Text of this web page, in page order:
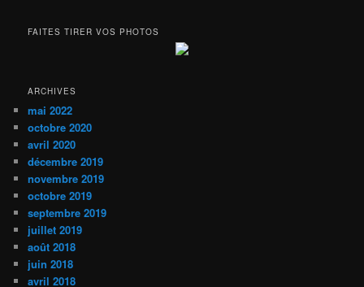
FAITES TIRER VOS PHOTOS
ARCHIVES
mai 2022
octobre 2020
avril 2020
décembre 2019
novembre 2019
octobre 2019
septembre 2019
juillet 2019
août 2018
juin 2018
avril 2018